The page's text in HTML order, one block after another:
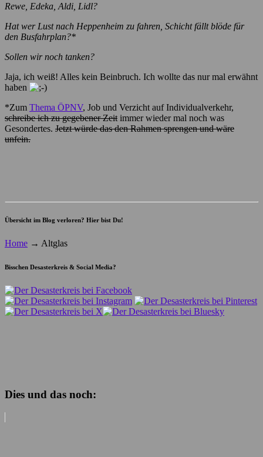
Rewe, Edeka, Aldi, Lidl?
Hat wer Lust nach Heppenheim zu fahren, Schicht fällt blöde für
den Busfahrplan?*
Sollen wir noch tanken?
Jaja, ich weiß! Alles kein Beinbruch. Ich wollte das nur mal erwähnt
haben
*Zum Thema ÖPNV, Job und Verzicht auf Individualverkehr,
schreibe ich zu gegebener Zeit immer wieder mal noch was
Gesondertes. Jetzt würde das den Rahmen sprengen und wäre
unfein.
Übersicht im Blog verloren? Hier bist Du!
Home → Altglas
Bisschen Desasterkreis & Social Media?
Dies und das noch: